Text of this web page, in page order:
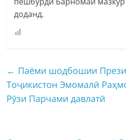
доданд.
← Паёми шодбошии
Тоҷикистон Эмомалӣ
Рӯзи Парчами давлатӣ